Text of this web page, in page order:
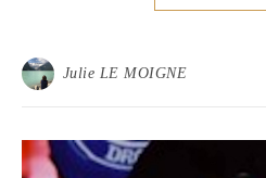
Julie LE MOIGNE